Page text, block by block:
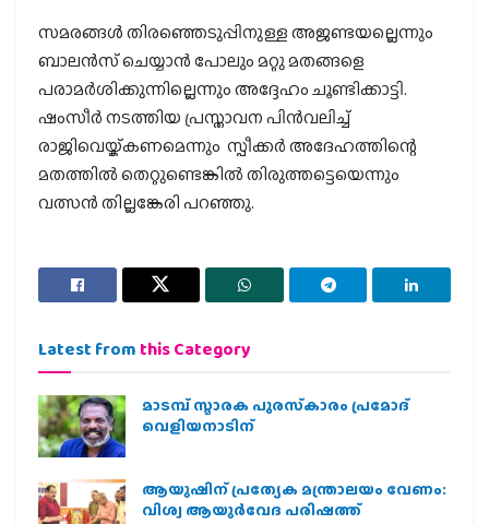
സമരങ്ങള്‍ തിരഞ്ഞെടുപ്പിനുള്ള അജണ്ടയല്ലെന്നും
ബാലന്‍സ് ചെയ്യാന്‍ പോലും മറ്റു മതങ്ങളെ
പരാമര്‍ശിക്കുന്നില്ലെന്നും അദ്ദേഹം ചൂണ്ടിക്കാട്ടി.
ഷംസീര്‍ നടത്തിയ പ്രസ്താവന പിന്‍വലിച്ച്
രാജിവെയ്ക്കണമെന്നും സ്പീക്കര്‍ അദേഹത്തിന്റെ
മതത്തില്‍ തെറ്റുണ്ടെങ്കില്‍ തിരുത്തട്ടെയെന്നും
വത്സന്‍ തില്ലങ്കേരി പറഞ്ഞു.
Latest from this Category
മാടമ്പ് സ്മാരക പുരസ്‌കാരം പ്രമോദ്
വെളിയനാടിന്
ആയുഷിന് പ്രത്യേക മന്ത്രാലയം വേണം:
വിശ്വ ആയുര്‍വേദ പരിഷത്ത്